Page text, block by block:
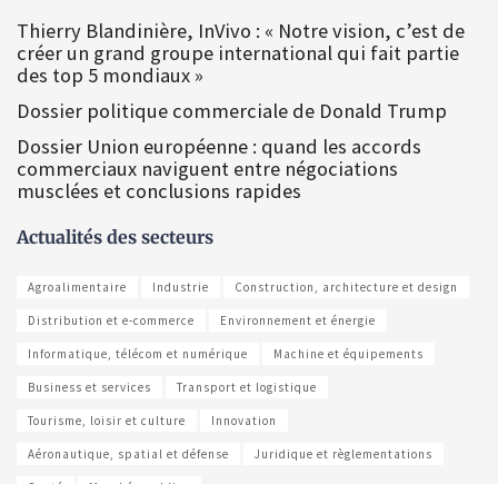
Thierry Blandinière, InVivo : « Notre vision, c’est de
créer un grand groupe international qui fait partie
des top 5 mondiaux »
Dossier politique commerciale de Donald Trump
Dossier Union européenne : quand les accords
commerciaux naviguent entre négociations
musclées et conclusions rapides
Actualités des secteurs
Agroalimentaire Industrie Construction, architecture et design
Distribution et e-commerce Environnement et énergie
Informatique, télécom et numérique Machine et équipements
Business et services Transport et logistique
Tourisme, loisir et culture Innovation
Aéronautique, spatial et défense Juridique et règlementations